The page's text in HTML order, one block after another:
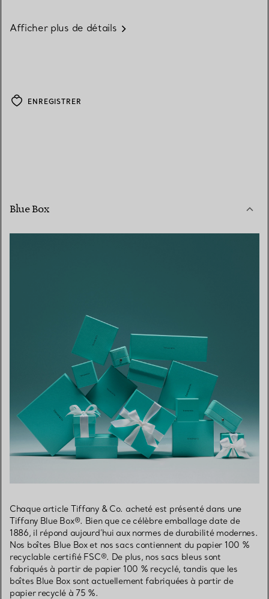
Afficher plus de détails
ENREGISTRER
Blue Box
Chaque article Tiffany & Co. acheté est présenté dans une
Tiffany Blue Box®. Bien que ce célèbre emballage date de
1886, il répond aujourd’hui aux normes de durabilité modernes.
Nos boîtes Blue Box et nos sacs contiennent du papier 100 %
recyclable certifié FSC®. De plus, nos sacs bleus sont
fabriqués à partir de papier 100 % recyclé, tandis que les
boîtes Blue Box sont actuellement fabriquées à partir de
papier recyclé à 75 %.